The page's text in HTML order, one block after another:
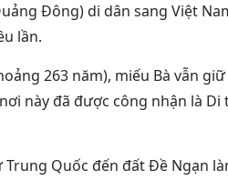
Đông) di dân sang Việt
lần.
263 năm), miếu Bà vẫn
này đã được công nhận là
Quốc đến đất Đề Ngạn